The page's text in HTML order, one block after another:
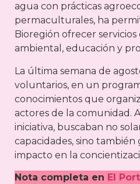
agua con prácticas
permaculturales, ha
Bioregión ofrecer
ambiental, educación y
La última semana de
voluntarios, en un
conocimientos que
actores de la comunidad.
iniciativa, buscaban no
capacidades, sino
impacto en la
Nota completa en El